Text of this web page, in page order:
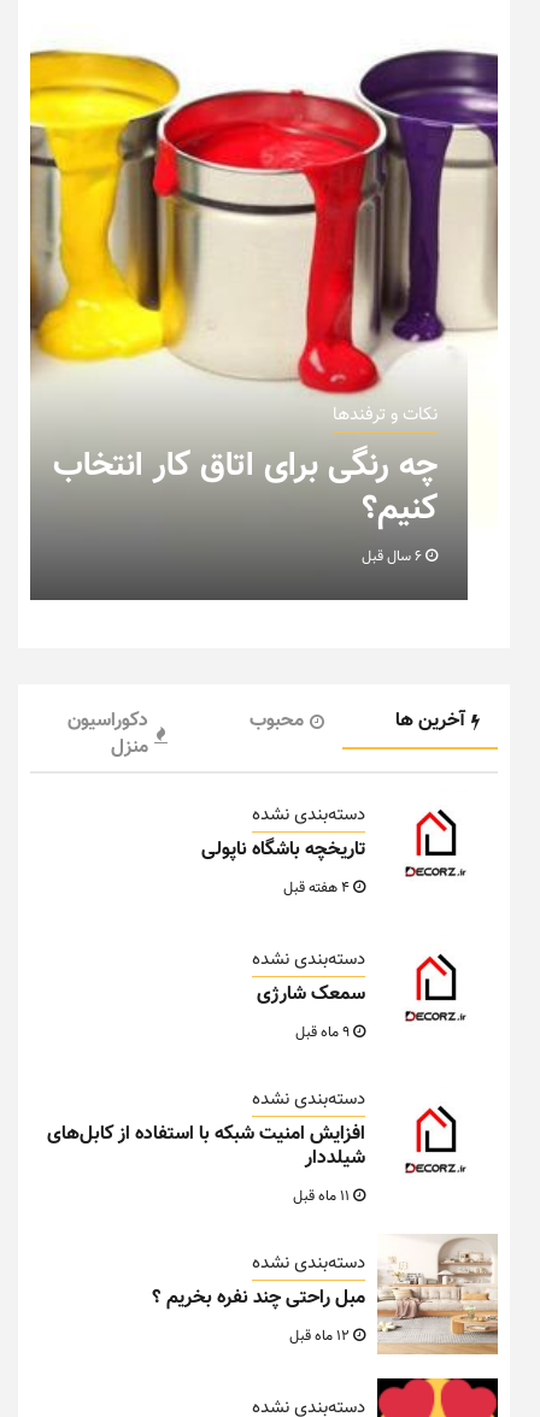
نکات و ترفندها
چه رنگی برای اتاق کار انتخاب
کنیم؟
آخرین ها محبوب
دکوراسیون
منزل
دسته‌بندی نشده
تاریخچه باشگاه ناپولی
دسته‌بندی نشده
سمعک شارژی
دسته‌بندی نشده
افزایش امنیت شبکه با استفاده از کابل‌های
شیلددار
دسته‌بندی نشده
مبل راحتی چند نفره بخریم ؟
دسته‌بندی نشده